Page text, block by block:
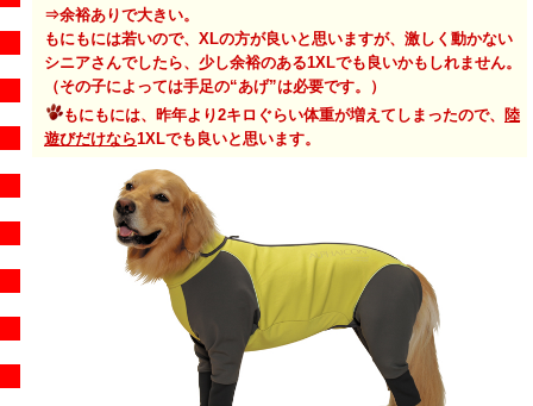
⇒余裕ありで大きい。
もにもには若いので、 XLの方が良いと思いますが、激しく動かない
シニアさんでしたら、少し余裕のある1XLでも良いかもしれません。
（その子によっては手足の“あげ”は必要です。）
もにもには、昨年より2キロぐらい体重が増えてしまったので、
陸
遊びだけなら1XLでも良いと思います。